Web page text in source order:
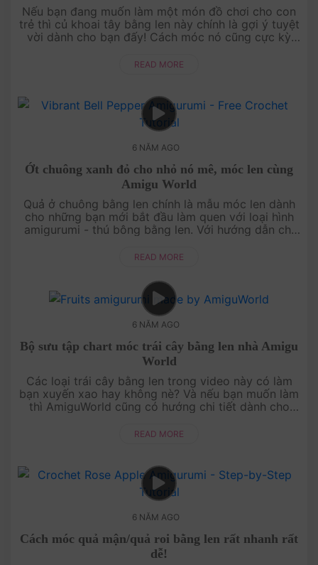
Nếu bạn đang muốn làm một món đồ chơi cho con
trẻ thì củ khoai tây bằng len này chính là gợi ý tuyệt
vời dành cho bạn đấy! Cách móc nó cũng cực kỳ
giới....
READ MORE
6 NĂM AGO
Ớt chuông xanh đỏ cho nhỏ nó mê, móc len cùng
Amigu World
Quả ở chuông bằng len chính là mẫu móc len dành
cho những bạn mới bắt đầu làm quen với loại hình
amigurumi - thú bông bằng len. Với hướng dẫn chi
READ MORE
6 NĂM AGO
Bộ sưu tập chart móc trái cây bằng len nhà Amigu
World
Các loại trái cây bằng len trong video này có làm
bạn xuyến xao hay không nè? Và nếu bạn muốn làm
thì AmiguWorld cũng có hướng chi tiết dành cho
READ MORE
6 NĂM AGO
Cách móc quả mận/quả roi bằng len rất nhanh rất
dễ!